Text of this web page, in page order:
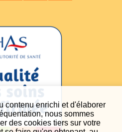
contenu enrichi et d'élaborer
nous sommes
des cookies tiers sur votre